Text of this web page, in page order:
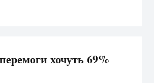
хочуть 69%